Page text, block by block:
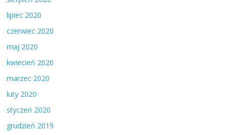
lipiec 2020
czerwiec 2020
maj 2020
kwiecień 2020
marzec 2020
luty 2020
styczeń 2020
grudzień 2019